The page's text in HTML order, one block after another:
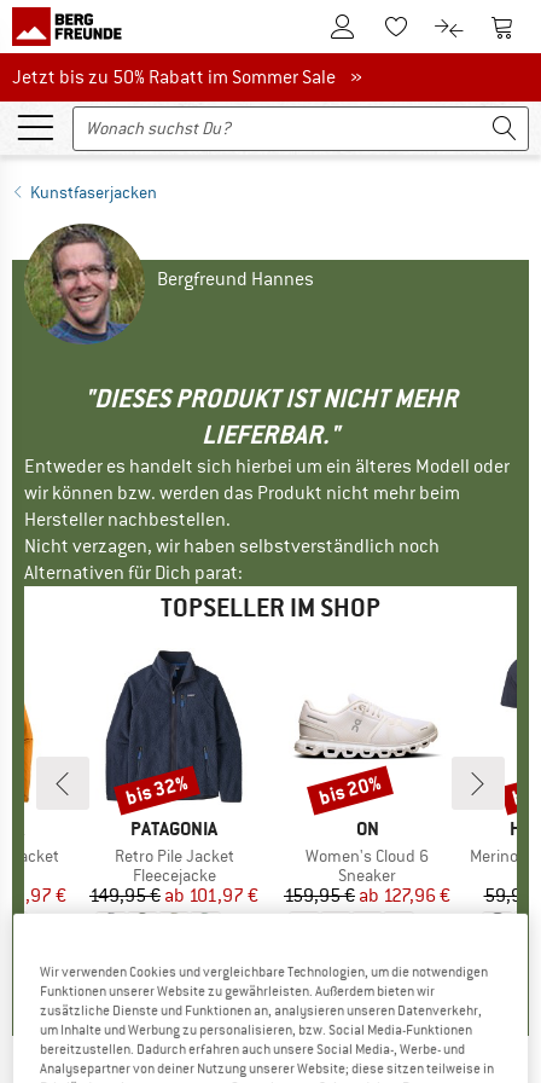
Zum KundenkontoZum Merkzettel.
Zum Zum
Jetzt bis zu 50% Rabatt im Sommer Sale
Jetzt bis zu 50% Rabatt im Sommer Sale »
Kunstfaserjacken
Bergfreund Hannes
"DIESES PRODUKT IST NICHT MEHR
LIEFERBAR."
Entweder es handelt sich hierbei um ein älteres Modell oder
wir können bzw. werden das Produkt nicht mehr beim
Hersteller nachbestellen.
Nicht verzagen, wir haben selbstverständlich noch
Alternativen für Dich parat:
TOPSELLER IM SHOP
Jacket
Preis
€
MARKE
PATAGONIA
Artikel
Retro Pile Jacket
Produktgruppe
Fleecejacke
Preis
149,95 € reduzierter Preis
ab 101,97 €
Rabatt
bis 32%
MARKE
ON
Artikel
Women's Cloud 6
Produktgruppe
Sneaker
Preis
159,95 € reduzierter Preis
ab 127,96 €
Rabatt
bis 20%
Artikel
MerinoMix150
59,95
Wir verwenden Cookies und vergleichbare Technologien, um die notwendigen
Funktionen unserer Website zu gewährleisten. Außerdem bieten wir
zusätzliche Dienste und Funktionen an, analysieren unseren Datenverkehr,
um Inhalte und Werbung zu personalisieren, bzw. Social Media-Funktionen
bereitzustellen. Dadurch erfahren auch unsere Social Media-, Werbe- und
Analysepartner von deiner Nutzung unserer Website; diese sitzen teilweise in